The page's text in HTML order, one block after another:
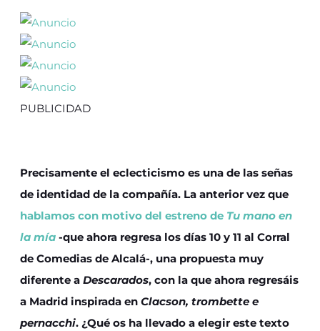
PUBLICIDAD
Precisamente el eclecticismo es una de las señas
de identidad de la compañía. La anterior vez que
hablamos con motivo del estreno de Tu mano en
la mía -que ahora regresa los días 10 y 11 al Corral
de Comedias de Alcalá-, una propuesta muy
diferente a Descarados, con la que ahora regresáis
a Madrid inspirada en Clacson, trombette e
pernacchi. ¿Qué os ha llevado a elegir este texto